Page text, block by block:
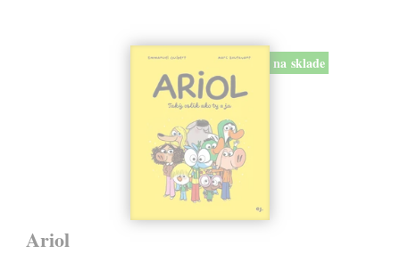
na sklade
Ariol